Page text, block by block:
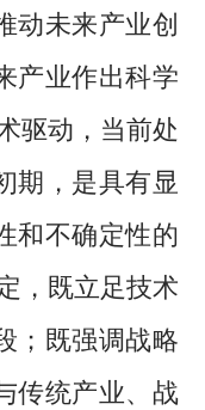
动未来产业创
产业作出科学
驱动，当前处
期，是具有显
和不确定性的
，既立足技术
；既强调战略
传统产业、战